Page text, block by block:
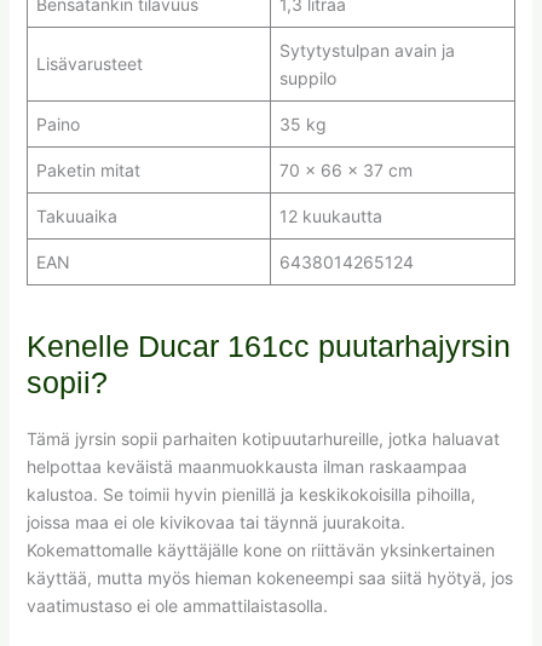
Bensatankin tilavuus 1,3 litraa
Lisävarusteet
Sytytystulpan avain ja
suppilo
Paino 35 kg
Paketin mitat 70 × 66 × 37 cm
Takuuaika 12 kuukautta
EAN 6438014265124
Kenelle Ducar 161cc puutarhajyrsin
sopii?
Tämä jyrsin sopii parhaiten kotipuutarhureille, jotka haluavat
helpottaa keväistä maanmuokkausta ilman raskaampaa
kalustoa. Se toimii hyvin pienillä ja keskikokoisilla pihoilla,
joissa maa ei ole kivikovaa tai täynnä juurakoita.
Kokemattomalle käyttäjälle kone on riittävän yksinkertainen
käyttää, mutta myös hieman kokeneempi saa siitä hyötyä, jos
vaatimustaso ei ole ammattilaistasolla.